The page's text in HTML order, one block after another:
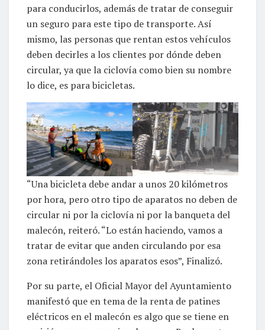
para conducirlos, además de tratar de conseguir
un seguro para este tipo de transporte. Así
mismo, las personas que rentan estos vehículos
deben decirles a los clientes por dónde deben
circular, ya que la ciclovía como bien su nombre
lo dice, es para bicicletas.
“Una bicicleta debe andar a unos 20 kilómetros
por hora, pero otro tipo de aparatos no deben de
circular ni por la ciclovía ni por la banqueta del
malecón, reiteró. “Lo están haciendo, vamos a
tratar de evitar que anden circulando por esa
zona retirándoles los aparatos esos”, Finalizó.
Por su parte, el Oficial Mayor del Ayuntamiento
manifestó que en tema de la renta de patines
eléctricos en el malecón es algo que se tiene en